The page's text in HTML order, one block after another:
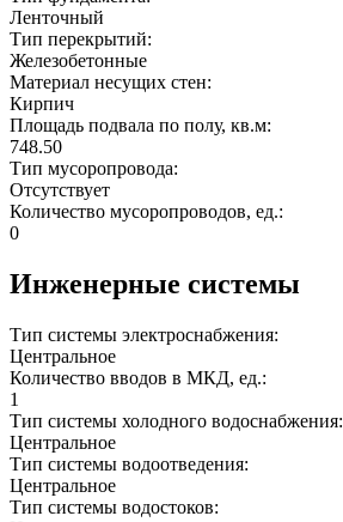
Ленточный
Тип перекрытий:
Железобетонные
Материал несущих стен:
Кирпич
Площадь подвала по полу, кв.м:
748.50
Тип мусоропровода:
Отсутствует
Количество мусоропроводов, ед.:
0
Инженерные системы
Тип системы электроснабжения:
Центральное
Количество вводов в МКД, ед.:
1
Тип системы холодного водоснабжения:
Центральное
Тип системы водоотведения:
Центральное
Тип системы водостоков: